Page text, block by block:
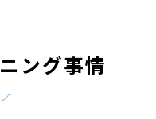
ング事情